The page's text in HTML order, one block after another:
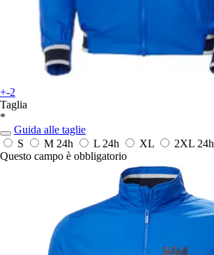
+-2
Taglia
*
Guida alle taglie
S
M 24h L 24h XL 2XL 24h
Questo campo è obbligatorio